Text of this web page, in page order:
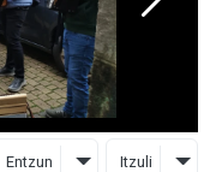
Entzun Itzuli